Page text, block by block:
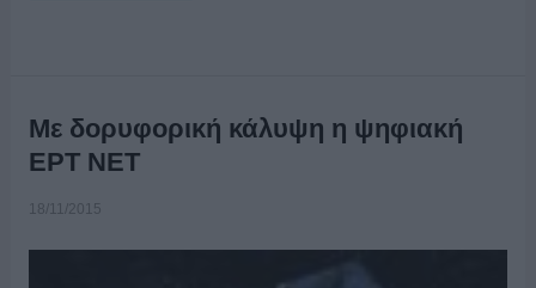
Με δορυφορική κάλυψη η ψηφιακή
EΡT NET
18/11/2015